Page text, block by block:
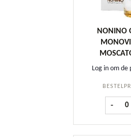
NONINO
Log in om de
-